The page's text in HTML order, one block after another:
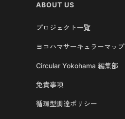
ABOUT US
プロジェクト一覧
ヨコハマサーキュラーマップ
Circular Yokohama 編集部
免責事項
循環型調達ポリシー